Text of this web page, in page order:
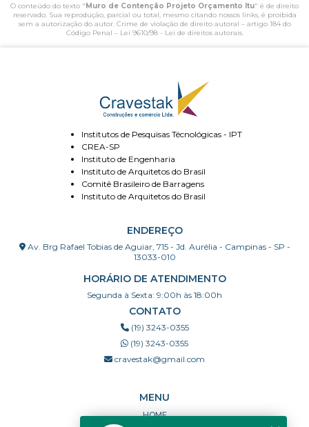
O conteúdo do texto "Muro de Contenção Projeto Orçamento Itu" é de direito
reservado. Sua reprodução, parcial ou total, mesmo citando nossos links, é proibida
sem a autorização do autor. Crime de violação de direito autoral – artigo 184 do
Código Penal – Lei 9610/98 - Lei de direitos autorais.
Institutos de Pesquisas Técnológicas - IPT
CREA-SP
Instituto de Engenharia
Instituto de Arquitetos do Brasil
Comitê Brasileiro de Barragens
Instituto de Arquitetos do Brasil
ENDEREÇO
Av. Brg Rafael Tobias de Aguiar, 715 - Jd. Aurélia - Campinas - SP -
13033-010
HORÁRIO DE ATENDIMENTO
Segunda à Sexta: 9:00h às 18:00h
CONTATO
(19) 3243-0355
(19) 3243-0355
cravestak@gmail.com
MENU
HOME